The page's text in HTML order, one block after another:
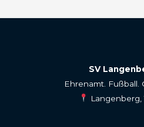
SV
Ehrenamt. Fußball.
Langenberg,